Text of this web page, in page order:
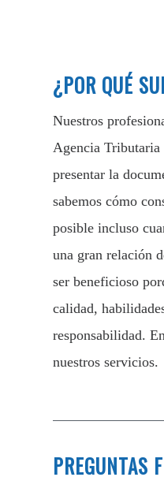
¿POR QUÉ
Nuestros
Agencia Tributaria
presentar la
sabemos cómo
posible incluso
una gran relación
ser beneficioso
calidad,
responsabilidad.
nuestros servicios.
PREGUNTAS